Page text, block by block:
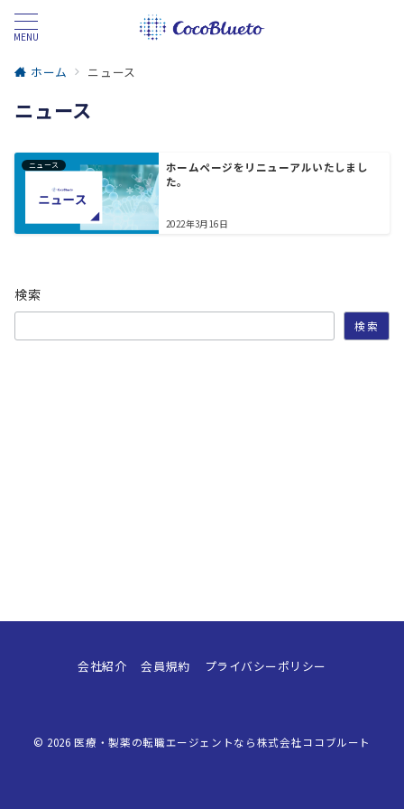
MENU
ホーム ニュース
ニュース
ニュース
ホームページをリニューアルいたしまし
た。
2022年3月16日
検索
検索
会社紹介 会員規約 プライバシーポリシー
© 2026医療・製薬の転職エージェントなら株式会社ココブルート